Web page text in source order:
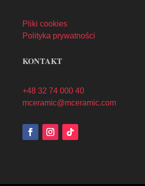
Pliki cookies
Polityka prywatności
KONTAKT
+48 32 74 000 40
mceramic@mceramic.com